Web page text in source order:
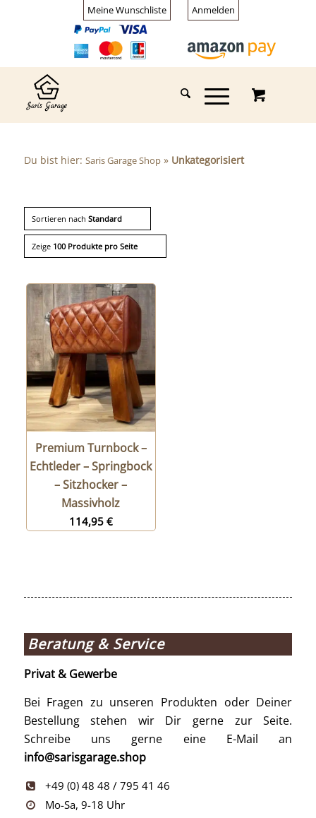
Meine Wunschliste Anmelden
Du bist hier: Saris Garage Shop» Unkategorisiert
Sortieren nach Standard
Zeige 100 Produkte pro Seite
Premium Turnbock –
Echtleder – Springbock
– Sitzhocker –
Massivholz
114,95 €
Beratung & Service
Privat & Gewerbe
Bei Fragen zu unseren Produkten oder Deiner
Bestellung stehen wir Dir gerne zur Seite.
Schreibe uns gerne eine E-Mail an
info@sarisgarage.shop
+49 (0) 48 48 / 795 41 46
Mo-Sa, 9-18 Uhr